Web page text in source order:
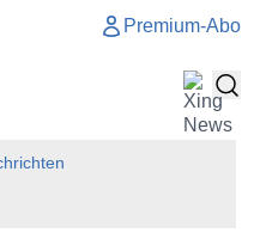
Premium-Abo